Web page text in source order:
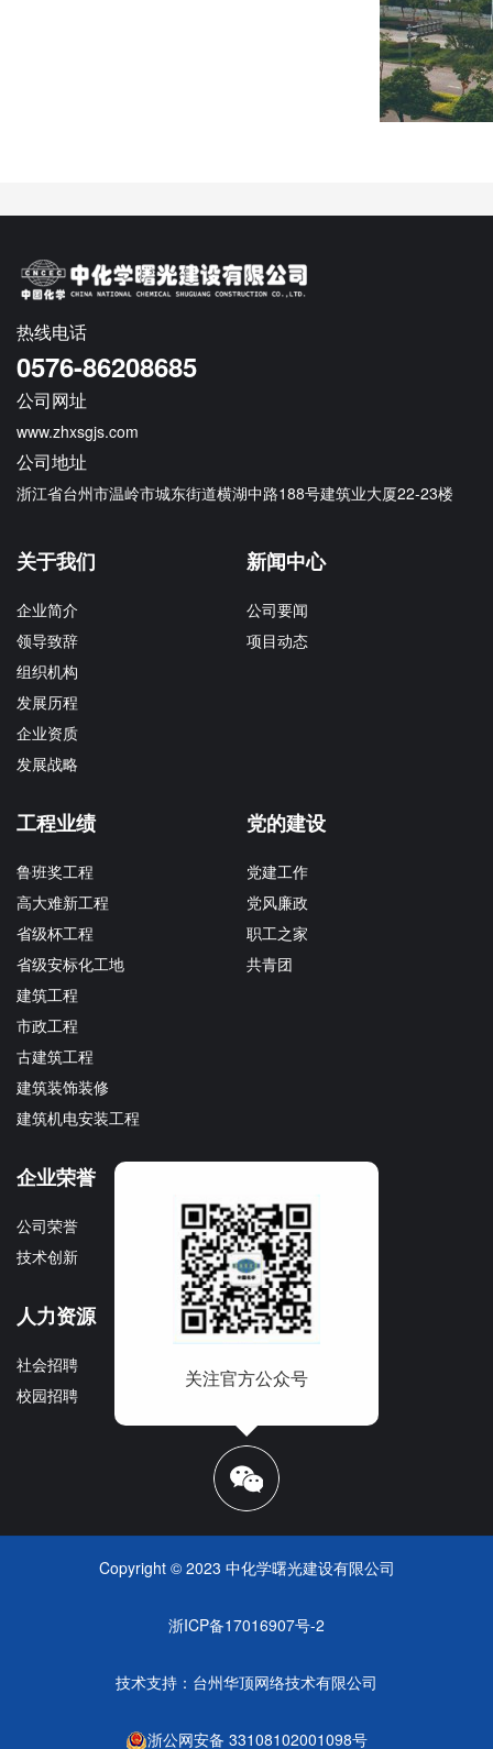
热线电话
0576-86208685
公司网址
www.zhxsgjs.com
公司地址
浙江省台州市温岭市城东街道横湖中路188号建筑业大厦22-23楼
关于我们
企业简介
领导致辞
组织机构
发展历程
企业资质
发展战略
新闻中心
公司要闻
项目动态
工程业绩
鲁班奖工程
高大难新工程
省级杯工程
省级安标化工地
建筑工程
市政工程
古建筑工程
建筑装饰装修
建筑机电安装工程
党的建设
党建工作
党风廉政
职工之家
共青团
企业荣誉
公司荣誉
技术创新
文化理念
企业宣传册
人力资源
社会招聘
校园招聘
关注官方公众号
Copyright © 2023 中化学曙光建设有限公司
浙ICP备17016907号-2
技术支持： 台州华顶网络技术有限公司
浙公网安备 33108102001098号